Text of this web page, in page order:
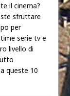
il cinema?
sfruttare
per
serie tv e
livello di
queste 10